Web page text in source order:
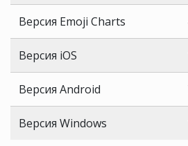
Версия Emoji Charts
Версия iOS
Версия Android
Версия Windows